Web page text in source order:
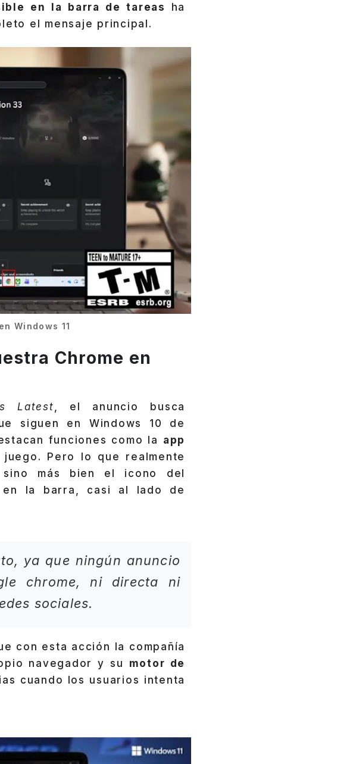
en la barra de tareas ha
el mensaje principal.
Windows 11
Chrome en
Latest, el anuncio busca
siguen en Windows 10 de
funciones como la app
Pero lo que realmente
más bien el icono del
en la barra, casi al lado de
ya que ningún anuncio
chrome, ni directa ni
sociales.
con esta acción la compañía
navegador y su motor de
cuando los usuarios intenta